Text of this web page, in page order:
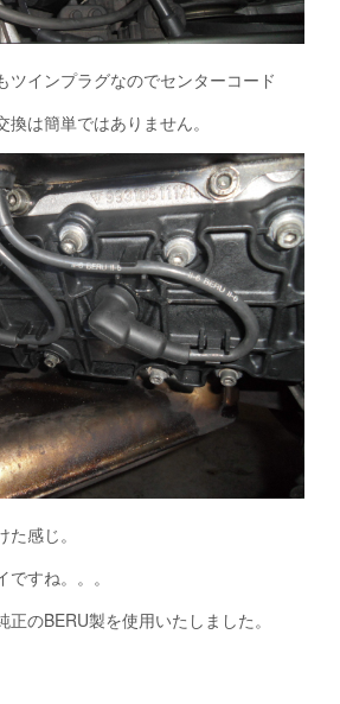
ツインプラグなのでセンターコード
は簡単ではありません。
感じ。
すね。。。
のBERU製を使用いたしました。